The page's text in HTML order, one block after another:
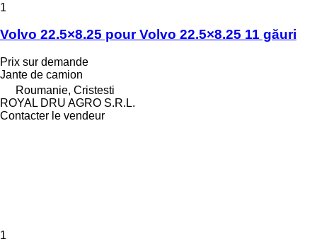
1
Volvo 22.5×8.25 pour Volvo 22.5×8.25 11 găuri
Prix sur demande
Jante de camion
Roumanie, Cristesti
ROYAL DRU AGRO S.R.L.
Contacter le vendeur
1